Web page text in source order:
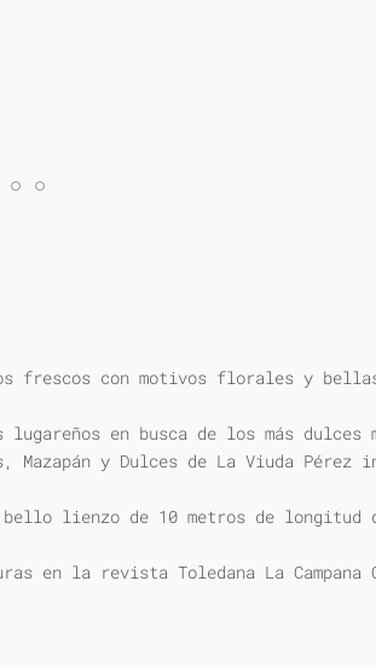
frescos con motivos florales y
en busca de los más dulces
Mazapán y Dulces de La Viuda
lienzo de 10 metros de longitud
en la revista Toledana La